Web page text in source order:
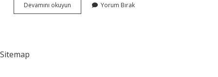
Devamını okuyun
Holding
Yorum Bırak
Sitemap